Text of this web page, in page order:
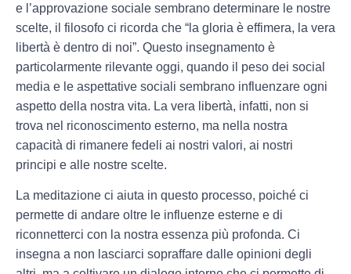
e l’approvazione sociale sembrano determinare le nostre
scelte, il filosofo ci ricorda che “la gloria è effimera, la vera
libertà è dentro di noi”. Questo insegnamento è
particolarmente rilevante oggi, quando il peso dei social
media e le aspettative sociali sembrano influenzare ogni
aspetto della nostra vita. La vera libertà, infatti, non si
trova nel riconoscimento esterno, ma nella nostra
capacità di rimanere fedeli ai nostri valori, ai nostri
principi e alle nostre scelte.
La meditazione ci aiuta in questo processo, poiché ci
permette di andare oltre le influenze esterne e di
riconnetterci con la nostra essenza più profonda. Ci
insegna a non lasciarci sopraffare dalle opinioni degli